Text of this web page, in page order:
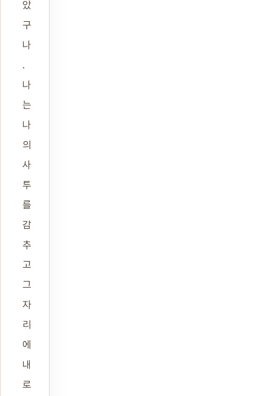
았
구
나
.
나
는
나
의
사
투
를
감
추
고
그
자
리
에
내
로